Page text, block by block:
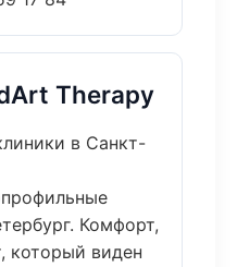
Therapy
в Санкт-
Комфорт,
который виден